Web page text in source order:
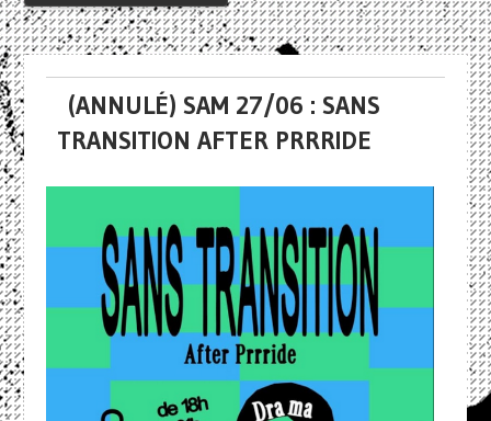
(ANNULÉ) SAM 27/06 : SANS
TRANSITION AFTER PRRRIDE